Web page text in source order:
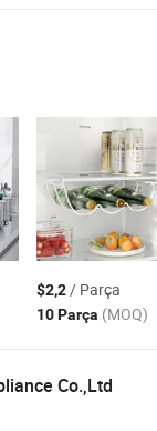
$2,2/ Parça
10 Parça (MOQ)
Co.,Ltd